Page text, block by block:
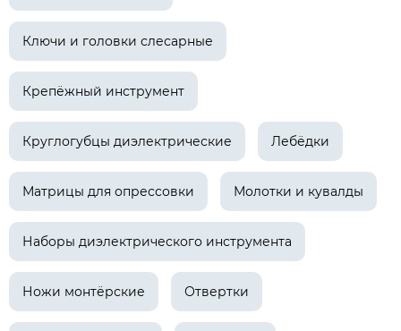
Ключи и головки слесарные
Крепёжный инструмент
Круглогубцы диэлектрические Лебёдки
Матрицы для опрессовки Молотки и кувалды
Наборы диэлектрического инструмента
Ножи монтёрские Отвертки